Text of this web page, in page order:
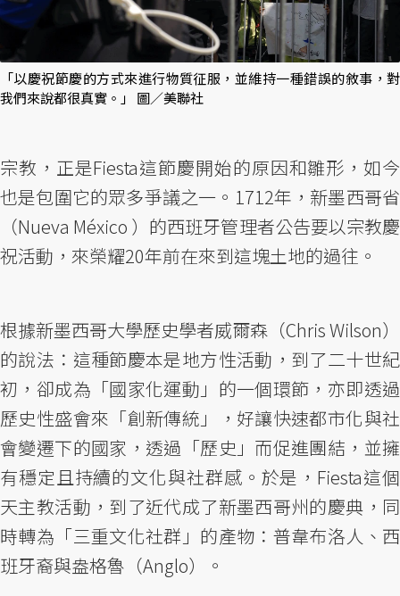
「以慶祝節慶的方式來進行物質征服，並維持一種錯誤的敘事，對
我們來說都很真實。」 圖／美聯社
宗教，正是Fiesta這節慶開始的原因和雛形，如今
也是包圍它的眾多爭議之一。1712年，新墨西哥省
（Nueva México ）的西班牙管理者公告要以宗教慶
祝活動，來榮耀20年前在來到這塊土地的過往。
根據新墨西哥大學歷史學者威爾森（Chris Wilson）
的說法：這種節慶本是地方性活動，到了二十世紀
初，卻成為「國家化運動」的一個環節，亦即透過
歷史性盛會來「創新傳統」，好讓快速都市化與社
會變遷下的國家，透過「歷史」而促進團結，並擁
有穩定且持續的文化與社群感。於是，Fiesta這個
天主教活動，到了近代成了新墨西哥州的慶典，同
時轉為「三重文化社群」的產物：普韋布洛人、西
班牙裔與盎格魯（Anglo）。